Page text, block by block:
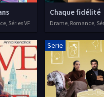
Séries VF
Chaque fidélité
Drame, Romance,
Serie